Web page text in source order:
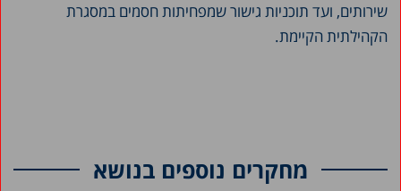
שירותים, ועד תוכניות גישור שמפחיתות חסמים במסגרת
הקהילתית הקיימת.
מחקרים נוספים בנושא